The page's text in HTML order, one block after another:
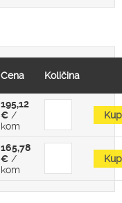
Cena Količina
195,12
€ /
kom
165,78
€ /
kom